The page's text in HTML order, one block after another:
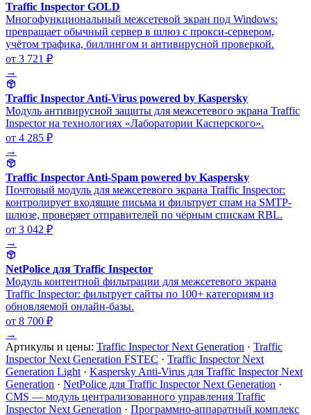
Traffic Inspector GOLD
Многофункциональный межсетевой экран под Windows:
превращает обычный сервер в шлюз с прокси-сервером,
учётом трафика, биллингом и антивирусной проверкой.
от 3 721 ₽
→
Traffic Inspector Anti-Virus powered by Kaspersky
Модуль антивирусной защиты для межсетевого экрана Traffic
Inspector на технологиях «Лаборатории Касперского».
от 4 285 ₽
→
Traffic Inspector Anti-Spam powered by Kaspersky
Почтовый модуль для межсетевого экрана Traffic Inspector:
контролирует входящие письма и фильтрует спам на SMTP-
шлюзе, проверяет отправителей по чёрным спискам RBL.
от 3 042 ₽
→
NetPolice для Traffic Inspector
Модуль контентной фильтрации для межсетевого экрана
Traffic Inspector: фильтрует сайты по 100+ категориям из
обновляемой онлайн-базы.
от 8 700 ₽
→
Артикулы и цены: Traffic Inspector Next Generation · Traffic
Inspector Next Generation FSTEC · Traffic Inspector Next
Generation Light · Kaspersky Anti-Virus для Traffic Inspector Next
Generation · NetPolice для Traffic Inspector Next Generation ·
CMS — модуль централизованного управления Traffic
Inspector Next Generation · Программно-аппаратный комплекс